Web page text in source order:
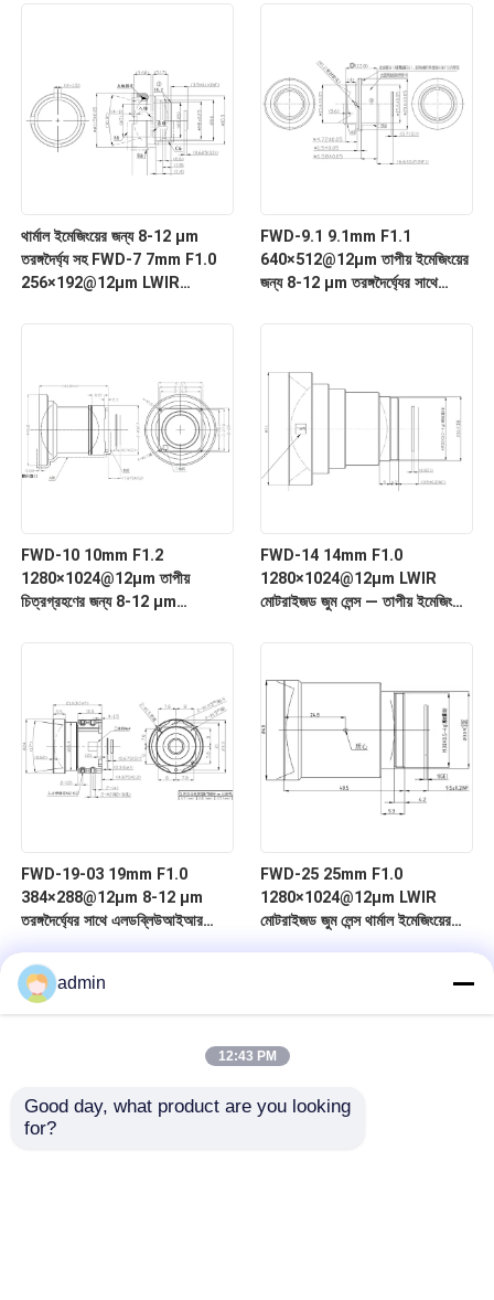
থার্মাল ইমেজিংয়ের জন্য 8-12 μm
তরঙ্গদৈর্ঘ্য সহ FWD-7 7mm F1.0
256×192@12μm LWIR
FWD-9.1 9.1mm F1.1
640×512@12μm তাপীয় ইমেজিংয়ের
জন্য 8-12 μm তরঙ্গদৈর্ঘ্যের সাথে
FWD-10 10mm F1.2
1280×1024@12μm তাপীয়
চিত্রগ্রহণের জন্য 8-12 μm
FWD-14 14mm F1.0
1280×1024@12μm LWIR
মোটরাইজড জুম লেন্স — তাপীয় ইমেজিংয়ের
FWD-19-03 19mm F1.0
384×288@12μm 8-12 μm
তরঙ্গদৈর্ঘ্যের সাথে এলডব্লিউআইআর
FWD-25 25mm F1.0
1280×1024@12μm LWIR
মোটরাইজড জুম লেন্স থার্মাল ইমেজিংয়ের
admin
12:43 PM
Good day, what product are you looking
for?